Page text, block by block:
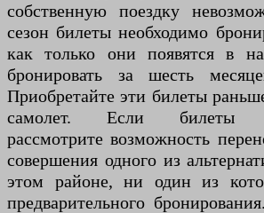
собственную поездку
сезон билеты необходимо
как только они появятся в
бронировать за шесть
Приобретайте эти билеты
самолет. Если билеты
рассмотрите возможность
совершения одного из
этом районе, ни один из
предварительного